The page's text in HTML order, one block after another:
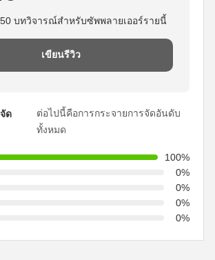
50 บทวิจารณ์สำหรับซัพพลายเออร์รายนี้
เขียนรีวิว
ด
ต่อไปนี้คือการกระจายการจัดอันดับ
ทั้งหมด
100%
0%
0%
0%
0%